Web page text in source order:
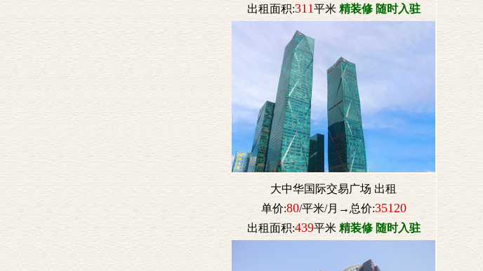
出租面积:311平米 精装修 随时入驻
大中华国际交易广场 出租
单价:80/平米/月→总价:35120
出租面积:439平米 精装修 随时入驻